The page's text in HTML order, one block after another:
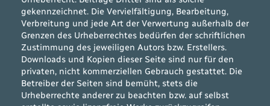
gekennzeichnet. Die Vervielfältigung, Bearbeitung,
Verbreitung und jede Art der Verwertung außerhalb der
Grenzen des Urheberrechtes bedürfen der schriftlichen
Zustimmung des jeweiligen Autors bzw. Erstellers.
Downloads und Kopien dieser Seite sind nur für den
privaten, nicht kommerziellen Gebrauch gestattet. Die
Betreiber der Seiten sind bemüht, stets die
Urheberrechte anderer zu beachten bzw. auf selbst